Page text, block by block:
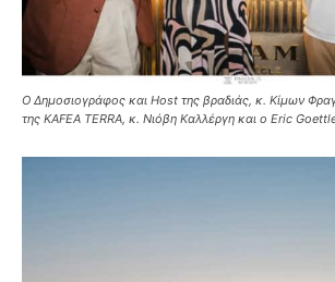
Ο Δημοσιογράφος και Host της βραδιάς, κ. Κίμων
της KAFEA TERRA, κ. Νιόβη Καλλέργη και ο Eric